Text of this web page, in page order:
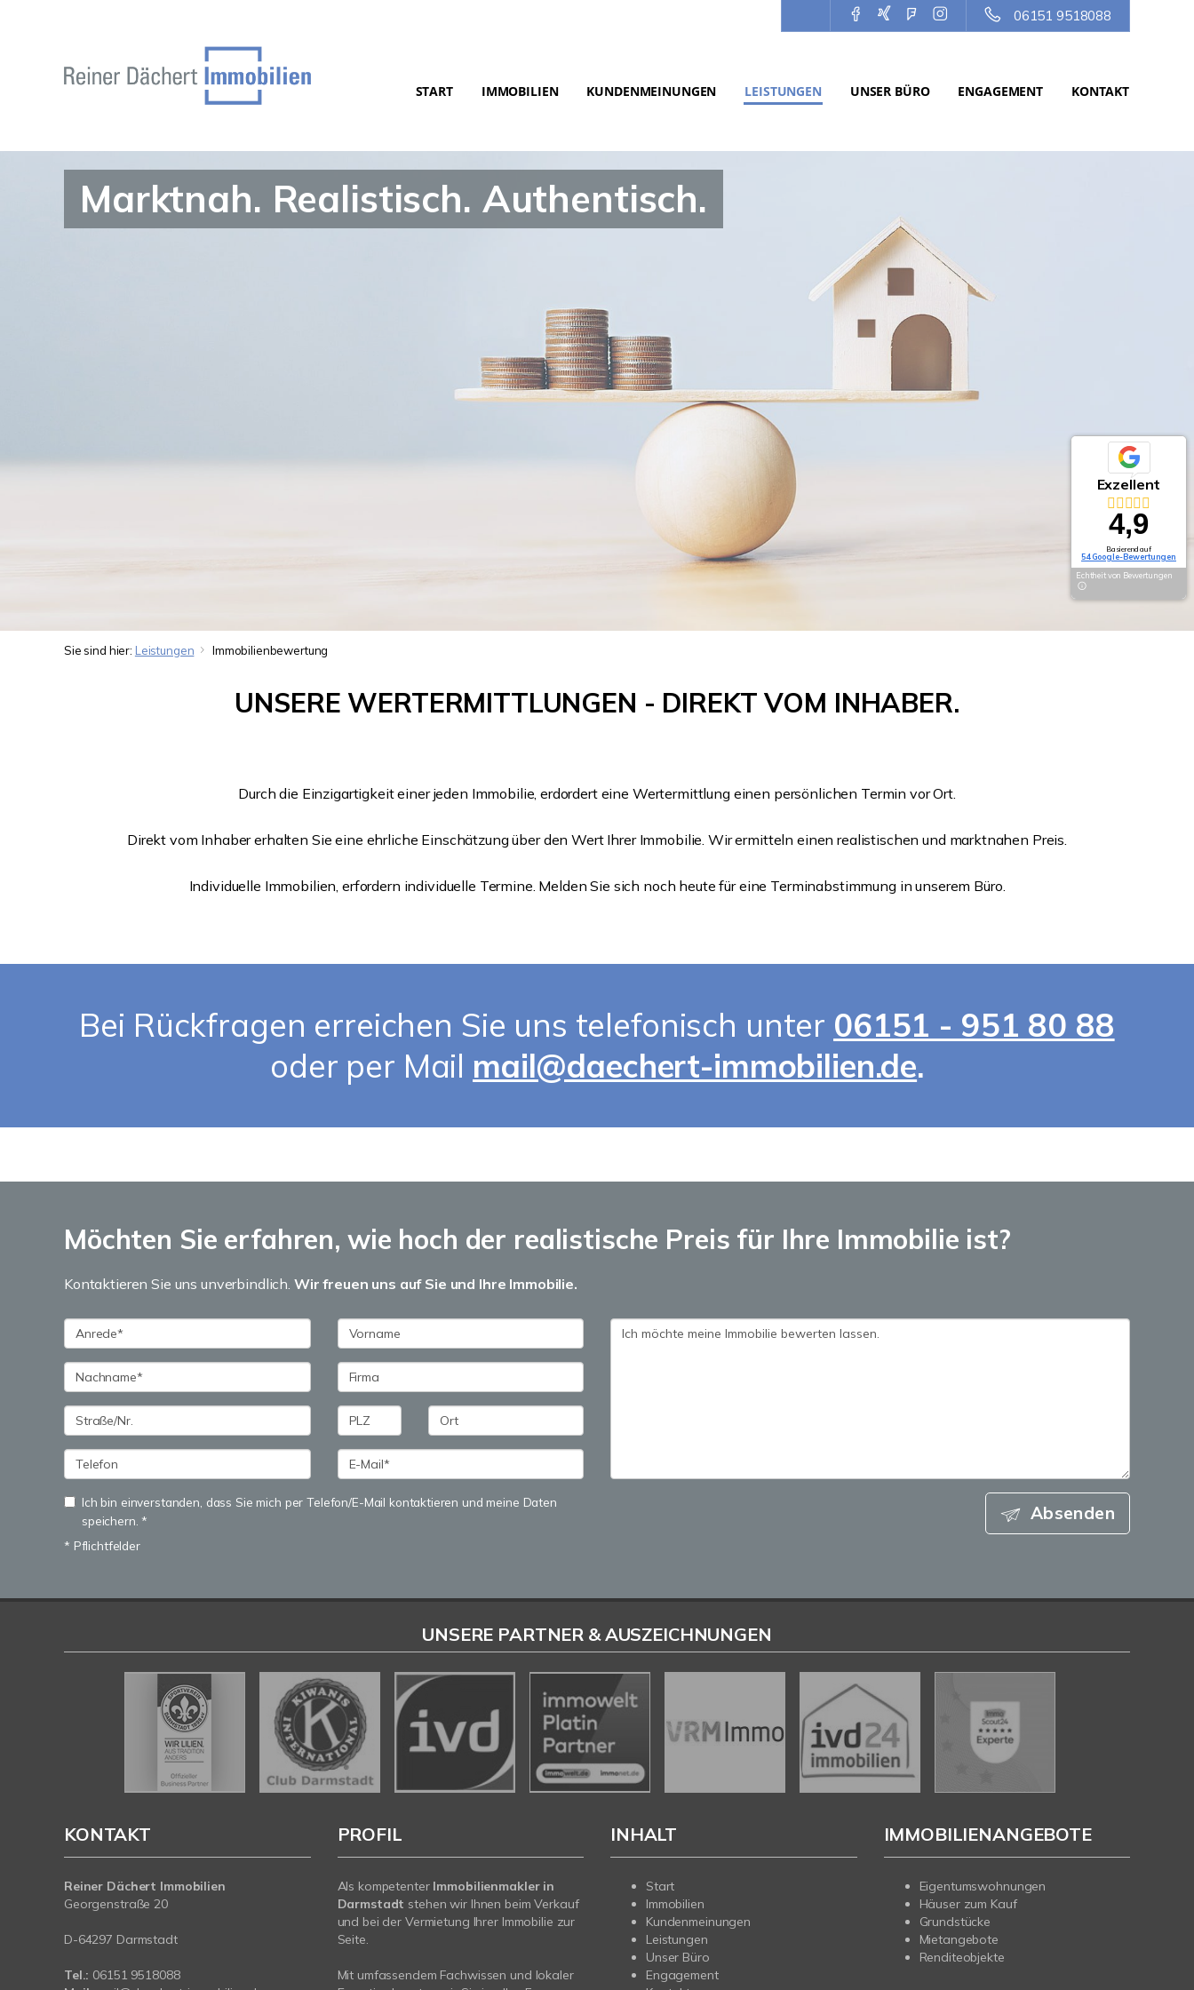
06151 9518088
START IMMOBILIEN KUNDENMEINUNGEN LEISTUNGEN UNSER BÜRO ENGAGEMENT KONTAKT
Marktnah. Realistisch. Authentisch.
Sie sind hier: Leistungen Immobilienbewertung
UNSERE WERTERMITTLUNGEN - DIREKT VOM INHABER.
Durch die Einzigartigkeit einer jeden Immobilie, erdordert eine Wertermittlung einen persönlichen Termin vor Ort.
Direkt vom Inhaber erhalten Sie eine ehrliche Einschätzung über den Wert Ihrer Immobilie. Wir ermitteln einen realistischen und marktnahen Preis.
Individuelle Immobilien, erfordern individuelle Termine. Melden Sie sich noch heute für eine Terminabstimmung in unserem Büro.
Bei Rückfragen erreichen Sie uns telefonisch unter 06151 - 951 80 88
oder per Mail mail@daechert-immobilien.de.
Möchten Sie erfahren, wie hoch der realistische Preis für Ihre Immobilie ist?
Kontaktieren Sie uns unverbindlich. Wir freuen uns auf Sie und Ihre Immobilie.
Ich bin einverstanden, dass Sie mich per Telefon/E-Mail kontaktieren und meine Daten
speichern. *
* Pflichtfelder
Absenden
Exzellent
4,9
Basierend auf
54 Google-Bewertungen
Echtheit von Bewertungen
UNSERE PARTNER & AUSZEICHNUNGEN
KONTAKT
Reiner Dächert Immobilien
Georgenstraße 20
D-64297 Darmstadt
Tel.: 06151 9518088
PROFIL
Als kompetenter Immobilienmakler in
Darmstadt stehen wir Ihnen beim Verkauf
und bei der Vermietung Ihrer Immobilie zur
Seite.
Mit umfassendem Fachwissen und lokaler
INHALT
Start
Immobilien
Kundenmeinungen
Leistungen
Unser Büro
Engagement
IMMOBILIENANGEBOTE
Eigentumswohnungen
Häuser zum Kauf
Grundstücke
Mietangebote
Renditeobjekte